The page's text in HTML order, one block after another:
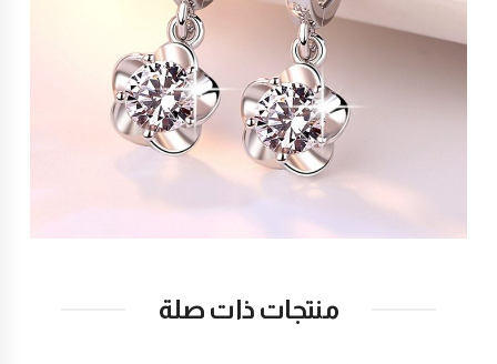
منتجات ذات صلة